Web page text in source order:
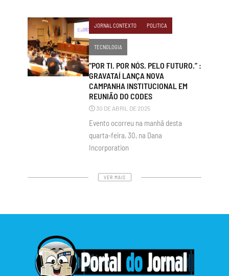
JORNAL CONTEXTO POLITICA
TECNOLOGIA
“POR TI. POR NÓS. PELO FUTURO.” :
GRAVATAÍ LANÇA NOVA
CAMPANHA INSTITUCIONAL EM
REUNIÃO DO CODES
30 DE ABRIL DE 2025
Evento ocorreu na manhã desta
quarta-feira, 30, na Dana
Incorporation
VER MAIS